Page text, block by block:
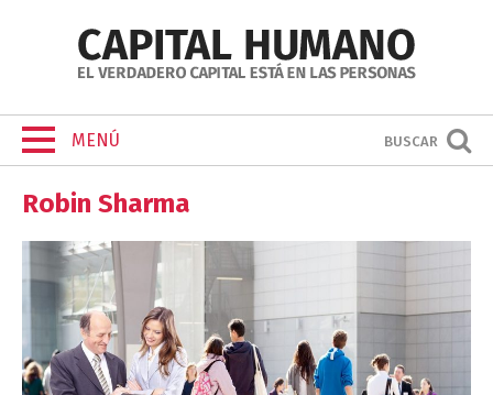
MENÚ BUSCAR
Robin Sharma